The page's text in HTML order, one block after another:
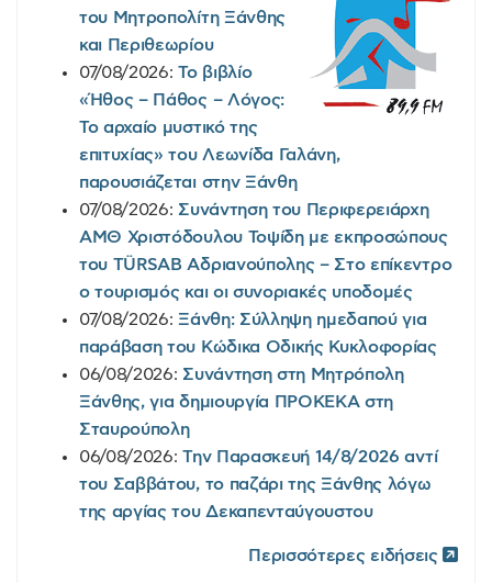
του Μητροπολίτη Ξάνθης
και Περιθεωρίου
07/08/2026:Το βιβλίο
«Ήθος – Πάθος – Λόγος:
Το αρχαίο μυστικό της
επιτυχίας» του Λεωνίδα Γαλάνη,
παρουσιάζεται στην Ξάνθη
07/08/2026: Συνάντηση του Περιφερειάρχη
ΑΜΘ Χριστόδουλου Τοψίδη με εκπροσώπους
του TÜRSAB Αδριανούπολης – Στο επίκεντρο
ο τουρισμός και οι συνοριακές υποδομές
07/08/2026: Ξάνθη: Σύλληψη ημεδαπού για
παράβαση του Κώδικα Οδικής Κυκλοφορίας
06/08/2026: Συνάντηση στη Μητρόπολη
Ξάνθης, για δημιουργία ΠΡΟΚΕΚΑ στη
Σταυρούπολη
06/08/2026:Την Παρασκευή 14/8/2026 αντί
του Σαββάτου, το παζάρι της Ξάνθης λόγω
της αργίας του Δεκαπενταύγουστου
Περισσότερες ειδήσεις